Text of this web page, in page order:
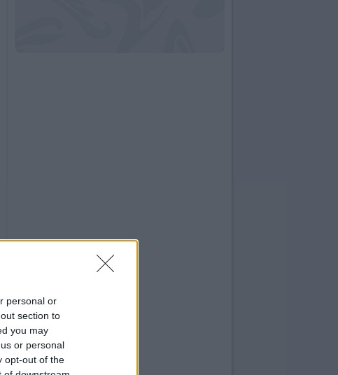
personal or
section to
you may
or personal
opt-out of the